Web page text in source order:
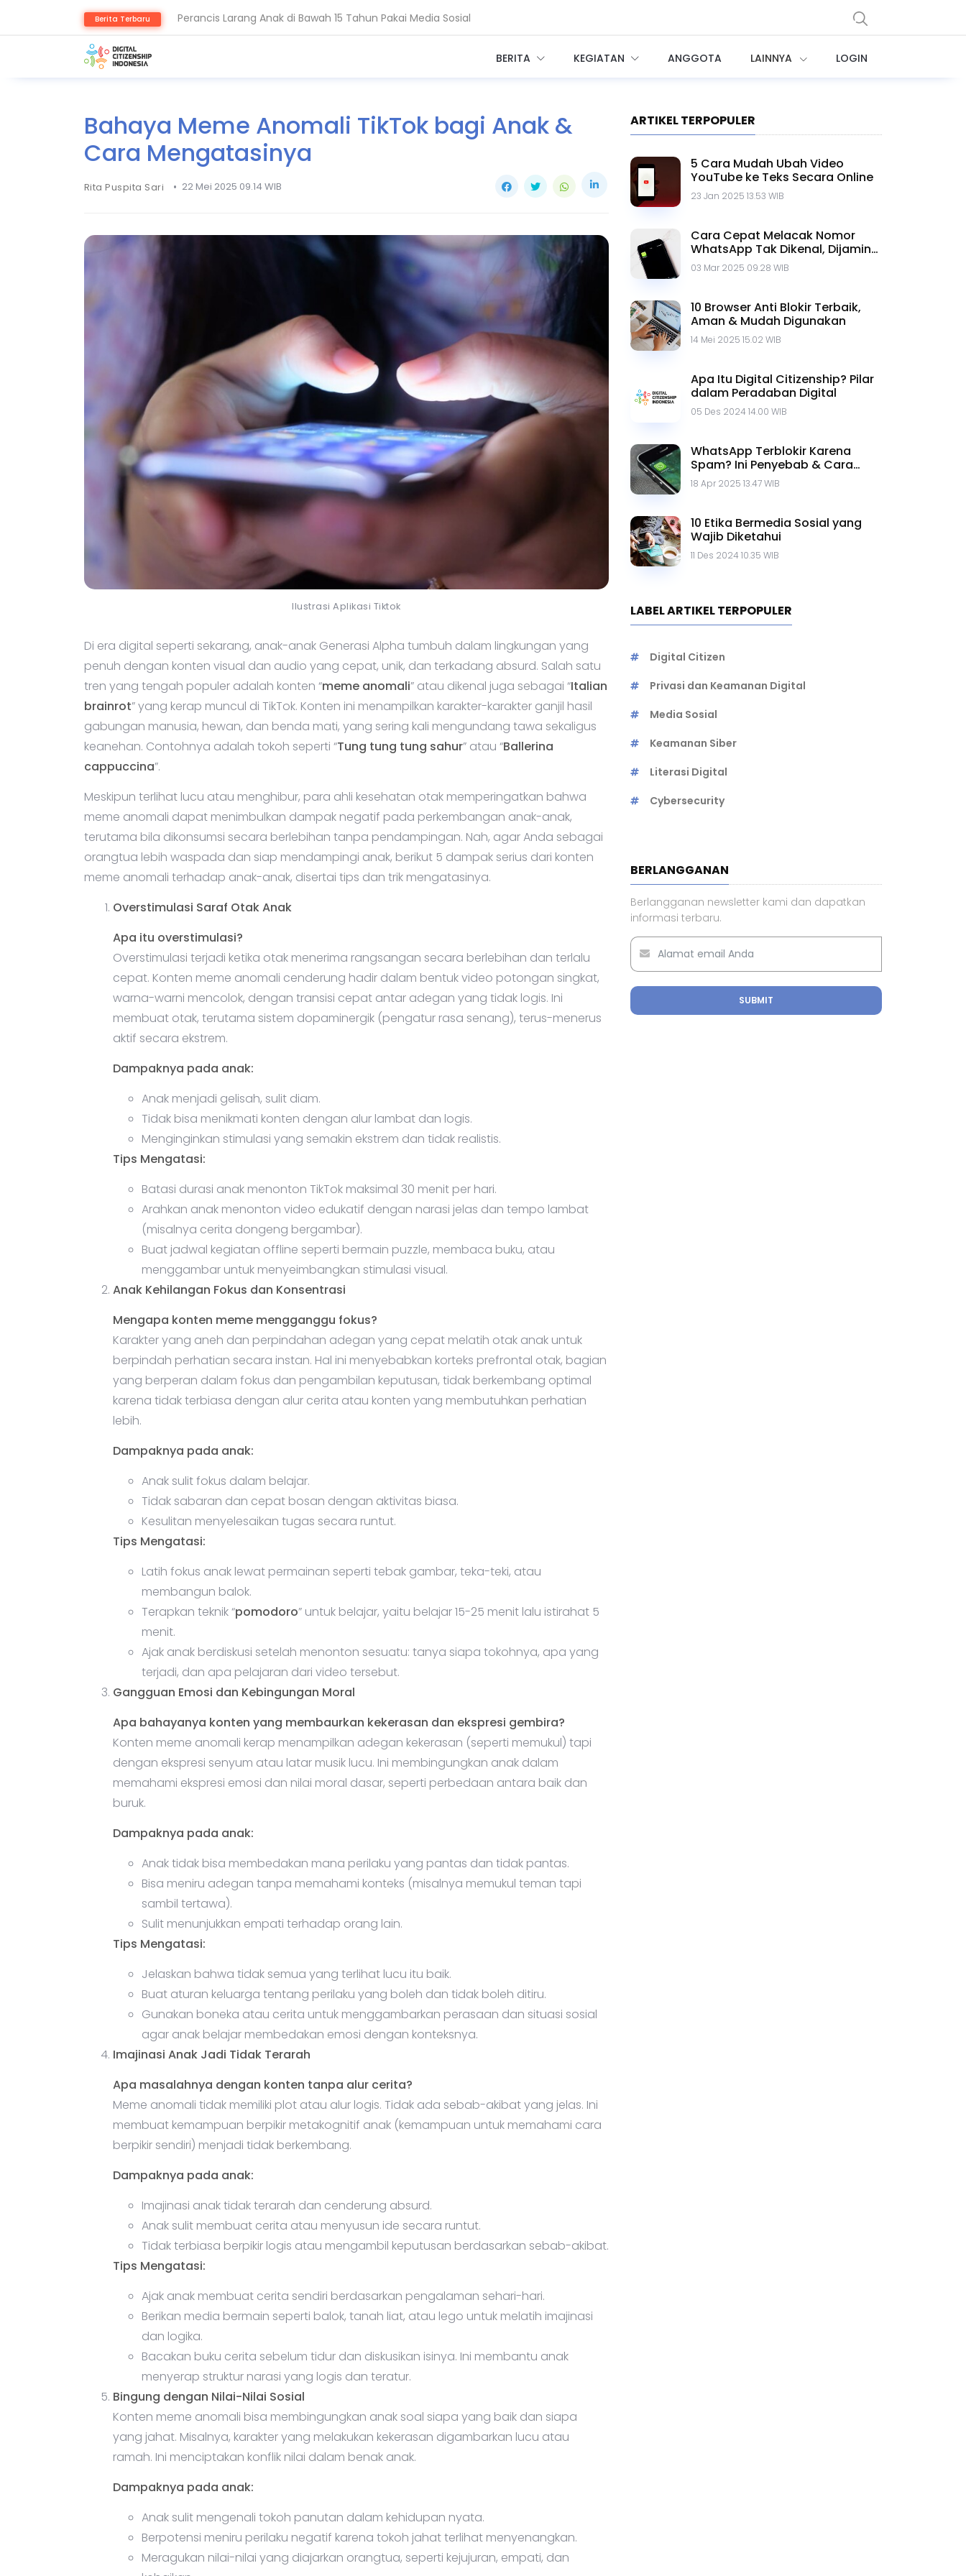
Berita Terbaru Keamanan Data Jadi Fondasi Ekosistem Kesehatan Digital RI
BERITA KEGIATAN ANGGOTA LAINNYA LOGIN
Bahaya Meme Anomali TikTok bagi Anak &
Cara Mengatasinya
Rita Puspita Sari • 22 Mei 2025 09.14 WIB
Ilustrasi Aplikasi Tiktok
Di era digital seperti sekarang, anak-anak Generasi Alpha tumbuh dalam lingkungan yang
penuh dengan konten visual dan audio yang cepat, unik, dan terkadang absurd. Salah satu
tren yang tengah populer adalah konten “meme anomali” atau dikenal juga sebagai “Italian
brainrot” yang kerap muncul di TikTok. Konten ini menampilkan karakter-karakter ganjil hasil
gabungan manusia, hewan, dan benda mati, yang sering kali mengundang tawa sekaligus
keanehan. Contohnya adalah tokoh seperti “Tung tung tung sahur” atau “Ballerina
cappuccina”.
Meskipun terlihat lucu atau menghibur, para ahli kesehatan otak memperingatkan bahwa
meme anomali dapat menimbulkan dampak negatif pada perkembangan anak-anak,
terutama bila dikonsumsi secara berlebihan tanpa pendampingan. Nah, agar Anda sebagai
orangtua lebih waspada dan siap mendampingi anak, berikut 5 dampak serius dari konten
meme anomali terhadap anak-anak, disertai tips dan trik mengatasinya.
Overstimulasi Saraf Otak Anak
Apa itu overstimulasi?
Overstimulasi terjadi ketika otak menerima rangsangan secara berlebihan dan terlalu
cepat. Konten meme anomali cenderung hadir dalam bentuk video potongan singkat,
warna-warni mencolok, dengan transisi cepat antar adegan yang tidak logis. Ini
membuat otak, terutama sistem dopaminergik (pengatur rasa senang), terus-menerus
aktif secara ekstrem.
Dampaknya pada anak:
Anak menjadi gelisah, sulit diam.
Tidak bisa menikmati konten dengan alur lambat dan logis.
Menginginkan stimulasi yang semakin ekstrem dan tidak realistis.
Tips Mengatasi:
Batasi durasi anak menonton TikTok maksimal 30 menit per hari.
Arahkan anak menonton video edukatif dengan narasi jelas dan tempo lambat
(misalnya cerita dongeng bergambar).
Buat jadwal kegiatan offline seperti bermain puzzle, membaca buku, atau
menggambar untuk menyeimbangkan stimulasi visual.
Anak Kehilangan Fokus dan Konsentrasi
Mengapa konten meme mengganggu fokus?
Karakter yang aneh dan perpindahan adegan yang cepat melatih otak anak untuk
berpindah perhatian secara instan. Hal ini menyebabkan korteks prefrontal otak, bagian
yang berperan dalam fokus dan pengambilan keputusan, tidak berkembang optimal
karena tidak terbiasa dengan alur cerita atau konten yang membutuhkan perhatian
lebih.
Dampaknya pada anak:
Anak sulit fokus dalam belajar.
Tidak sabaran dan cepat bosan dengan aktivitas biasa.
Kesulitan menyelesaikan tugas secara runtut.
Tips Mengatasi:
Latih fokus anak lewat permainan seperti tebak gambar, teka-teki, atau
membangun balok.
Terapkan teknik “pomodoro” untuk belajar, yaitu belajar 15-25 menit lalu istirahat 5
menit.
Ajak anak berdiskusi setelah menonton sesuatu: tanya siapa tokohnya, apa yang
terjadi, dan apa pelajaran dari video tersebut.
Gangguan Emosi dan Kebingungan Moral
Apa bahayanya konten yang membaurkan kekerasan dan ekspresi gembira?
Konten meme anomali kerap menampilkan adegan kekerasan (seperti memukul) tapi
dengan ekspresi senyum atau latar musik lucu. Ini membingungkan anak dalam
memahami ekspresi emosi dan nilai moral dasar, seperti perbedaan antara baik dan
buruk.
Dampaknya pada anak:
Anak tidak bisa membedakan mana perilaku yang pantas dan tidak pantas.
Bisa meniru adegan tanpa memahami konteks (misalnya memukul teman tapi
sambil tertawa).
Sulit menunjukkan empati terhadap orang lain.
Tips Mengatasi:
Jelaskan bahwa tidak semua yang terlihat lucu itu baik.
Buat aturan keluarga tentang perilaku yang boleh dan tidak boleh ditiru.
Gunakan boneka atau cerita untuk menggambarkan perasaan dan situasi sosial
agar anak belajar membedakan emosi dengan konteksnya.
Imajinasi Anak Jadi Tidak Terarah
Apa masalahnya dengan konten tanpa alur cerita?
Meme anomali tidak memiliki plot atau alur logis. Tidak ada sebab-akibat yang jelas. Ini
membuat kemampuan berpikir metakognitif anak (kemampuan untuk memahami cara
berpikir sendiri) menjadi tidak berkembang.
Dampaknya pada anak:
Imajinasi anak tidak terarah dan cenderung absurd.
Anak sulit membuat cerita atau menyusun ide secara runtut.
Tidak terbiasa berpikir logis atau mengambil keputusan berdasarkan sebab-akibat.
Tips Mengatasi:
Ajak anak membuat cerita sendiri berdasarkan pengalaman sehari-hari.
Berikan media bermain seperti balok, tanah liat, atau lego untuk melatih imajinasi
dan logika.
Bacakan buku cerita sebelum tidur dan diskusikan isinya. Ini membantu anak
menyerap struktur narasi yang logis dan teratur.
Bingung dengan Nilai-Nilai Sosial
Konten meme anomali bisa membingungkan anak soal siapa yang baik dan siapa
yang jahat. Misalnya, karakter yang melakukan kekerasan digambarkan lucu atau
ramah. Ini menciptakan konflik nilai dalam benak anak.
Dampaknya pada anak:
Anak sulit mengenali tokoh panutan dalam kehidupan nyata.
Berpotensi meniru perilaku negatif karena tokoh jahat terlihat menyenangkan.
Meragukan nilai-nilai yang diajarkan orangtua, seperti kejujuran, empati, dan
ARTIKEL TERPOPULER
5 Cara Mudah Ubah Video
YouTube ke Teks Secara Online
23 Jan 2025 13.53 WIB
Cara Cepat Melacak Nomor
WhatsApp Tak Dikenal, Dijamin
Ampuh!
03 Mar 2025 09.28 WIB
10 Browser Anti Blokir Terbaik,
Aman & Mudah Digunakan
14 Mei 2025 15.02 WIB
Apa Itu Digital Citizenship? Pilar
dalam Peradaban Digital
05 Des 2024 14.00 WIB
WhatsApp Terblokir Karena
Spam? Ini Penyebab & Cara
Mengatasinya
18 Apr 2025 13.47 WIB
10 Etika Bermedia Sosial yang
Wajib Diketahui
11 Des 2024 10.35 WIB
LABEL ARTIKEL TERPOPULER
Digital Citizen
Privasi dan Keamanan Digital
Media Sosial
Keamanan Siber
Literasi Digital
Cybersecurity
BERLANGGANAN
Berlangganan newsletter kami dan dapatkan
informasi terbaru.
SUBMIT